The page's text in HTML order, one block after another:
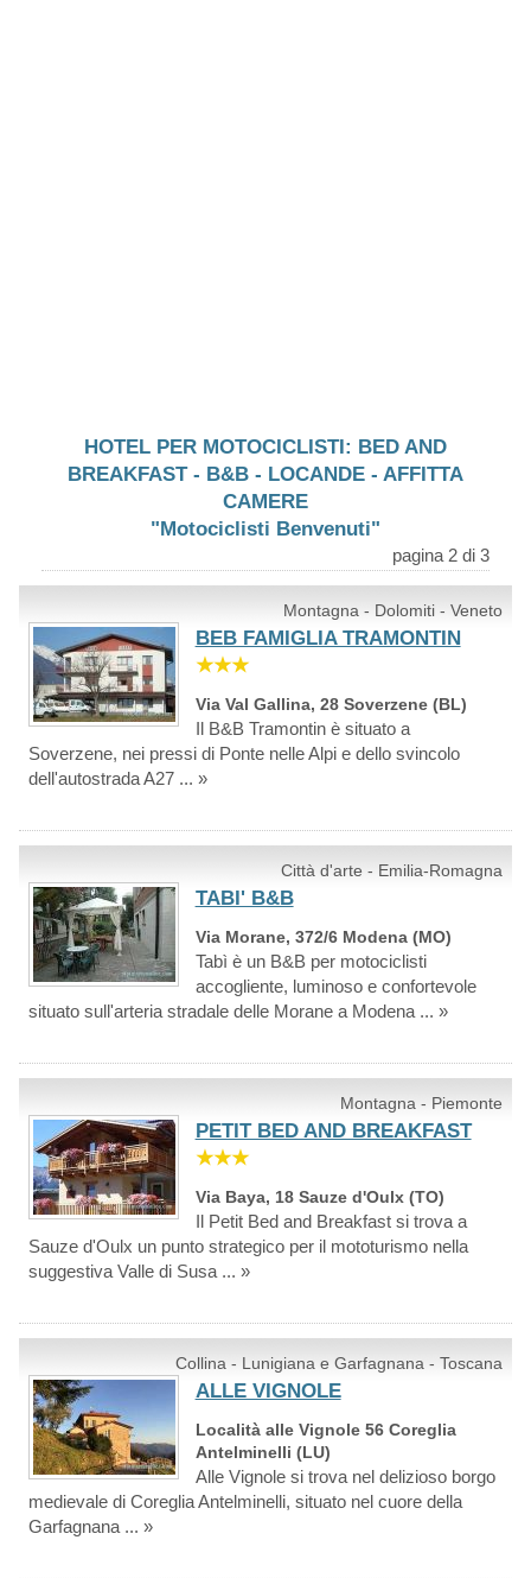
HOTEL PER MOTOCICLISTI: BED AND
BREAKFAST - B&B - LOCANDE - AFFITTA
CAMERE
"Motociclisti Benvenuti"
pagina 2 di 3
Montagna - Dolomiti - Veneto
BEB FAMIGLIA TRAMONTIN
★★★
Via Val Gallina, 28 Soverzene (BL)
Il B&B Tramontin è situato a
Soverzene, nei pressi di Ponte nelle Alpi e dello svincolo
dell'autostrada A27 ... »
Città d'arte - Emilia-Romagna
TABI' B&B
Via Morane, 372/6 Modena (MO)
Tabì è un B&B per motociclisti
accogliente, luminoso e confortevole
situato sull'arteria stradale delle Morane a Modena ... »
Montagna - Piemonte
PETIT BED AND BREAKFAST
★★★
Via Baya, 18 Sauze d'Oulx (TO)
Il Petit Bed and Breakfast si trova a
Sauze d'Oulx un punto strategico per il mototurismo nella
suggestiva Valle di Susa ... »
Collina - Lunigiana e Garfagnana - Toscana
ALLE VIGNOLE
Località alle Vignole 56 Coreglia
Antelminelli (LU)
Alle Vignole si trova nel delizioso borgo
medievale di Coreglia Antelminelli, situato nel cuore della
Garfagnana ... »